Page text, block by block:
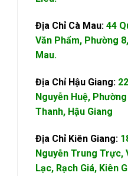
Địa Chỉ Cà Mau: 44
Văn Phẩm, Phường
Mau.
Địa Chỉ Hậu Giang:
Nguyễn Huệ, Phường
Thanh, Hậu Giang
Địa Chỉ Kiên Giang:
Nguyễn Trung Trực,
Lạc, Rạch Giá, Kiên